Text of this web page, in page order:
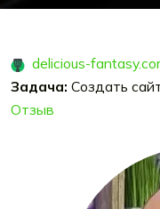
delicious-
Задача: Создать
Отзыв